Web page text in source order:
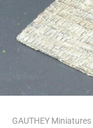
GAUTHEY Miniatures